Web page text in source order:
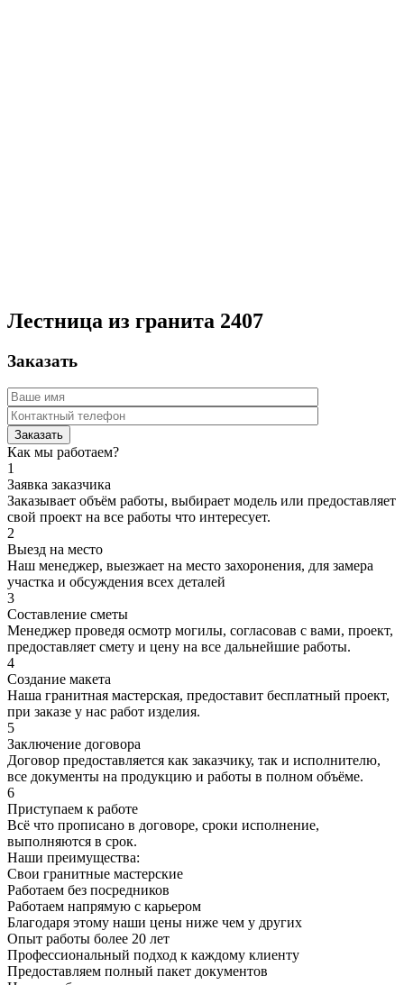
Лестница из гранита 2407
Заказать
Как мы работаем?
1
Заявка заказчика
Заказывает объём работы, выбирает модель или предоставляет
свой проект на все работы что интересует.
2
Выезд на место
Наш менеджер, выезжает на место захоронения, для замера
участка и обсуждения всех деталей
3
Составление сметы
Менеджер проведя осмотр могилы, согласовав с вами, проект,
предоставляет смету и цену на все дальнейшие работы.
4
Создание макета
Наша гранитная мастерская, предоставит бесплатный проект,
при заказе у нас работ изделия.
5
Заключение договора
Договор предоставляется как заказчику, так и исполнителю,
все документы на продукцию и работы в полном объёме.
6
Приступаем к работе
Всё что прописано в договоре, сроки исполнение,
выполняются в срок.
Наши преимущества:
Свои гранитные мастерские
Работаем без посредников
Работаем напрямую с карьером
Благодаря этому наши цены ниже чем у других
Опыт работы более 20 лет
Профессиональный подход к каждому клиенту
Предоставляем полный пакет документов